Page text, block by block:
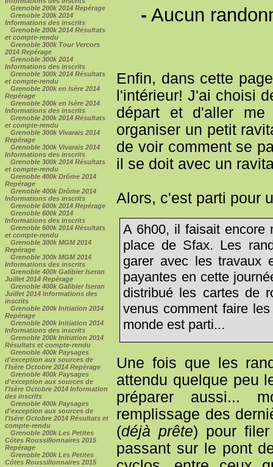
Grenoble 200k 2014 Repérage
Grenoble 200k 2014
Informations des inscrits
Grenoble 200k 2014 Résultats
et compte-rendu
Grenoble 300k Tour Vercors
2014 Repérage
Grenoble 300k 2014
Informations des inscrits
Grenoble 300k 2014 Résultats
et compte-rendu
Grenoble 200k en Isère 2014
Repérage
Grenoble 200k en Isère 2014
Informations des inscrits
Grenoble 200k 2014 Résultats
et compte-rendu
Grenoble 300k Vivarais 2014
Repérage
Grenoble 300k Vivarais 2014
Informations des inscrits
Grenoble 300k 2014 Résultats
et compte-rendu
Grenoble 400k Drôme 2014
Repérage
Grenoble 400k Drôme 2014
Informations des inscrits
Grenoble 600k 2014 Repérage
Grenoble 600k 2014
Informations des inscrits
Grenoble 600k 2014 Résultats
et compte-rendu
Grenoble 300k MGM 2014
Repérage
Grenoble 300k MGM 2014
Informations des inscrits
Grenoble 400k Galibier Iseran
Juillet 2014 Repérage
Grenoble 400k Galibier Iseran
Juillet 2014 Informations des
inscrits
Grenoble 200k Initiation 2014
Repérage
Grenoble 200k Initiation 2014
Informations des inscrits
Grenoble 200k Initiation 2014
Résultats et compte-rendu
Grenoble 400k Paysages
d'exception aux sources de
l'Isère Octobre 2014 Repérage
Grenoble 400k Paysages
d'exception aux sources de
l'Isère Octobre 2014 Information
des inscrits
Grenoble 400k Paysages
d'exception aux sources de
l'Isère Octobre 2014 Résultats et
compte-rendu
Grenoble 200k Les Petites
Côtes Roussillonnaires 2015
Repérage
Grenoble 200k Les Petites
Côtes Roussillonnaires 2015
- Aucun
Enfin, dans cette
l'intérieur! J'ai choisi
départ et d'aller me
organiser un petit
de voir comment se
il se doit avec un
Alors, c'est parti pour
A 6h00, il faisait encore
place de Sfax. Les
garer avec les travaux
payantes en cette
distribué les cartes de
venus comment faire
monde est parti...
Une fois que les
attendu quelque peu
préparer aussi...
remplissage des
(déjà prête) pour
passant sur le pont